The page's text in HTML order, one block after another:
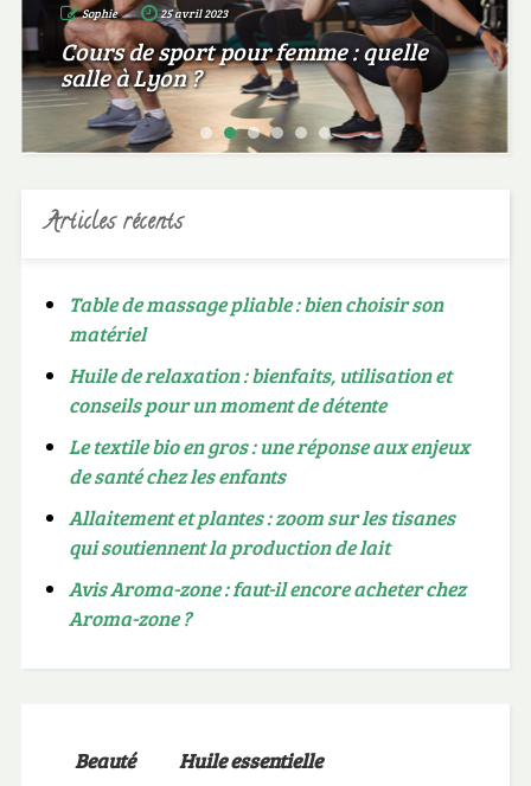
Sophie 25 avril 2023
Cours de sport pour femme : quelle
salle à Lyon ?
Articles récents
Table de massage pliable : bien choisir son
matériel
Huile de relaxation : bienfaits, utilisation et
conseils pour un moment de détente
Le textile bio en gros : une réponse aux enjeux
de santé chez les enfants
Allaitement et plantes : zoom sur les tisanes
qui soutiennent la production de lait
Avis Aroma-zone : faut-il encore acheter chez
Aroma-zone ?
Beauté
Huile essentielle